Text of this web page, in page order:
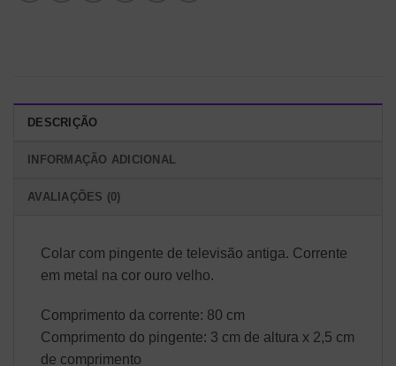
DESCRIÇÃO
INFORMAÇÃO ADICIONAL
AVALIAÇÕES (0)
Colar com pingente de televisão antiga. Corrente
em metal na cor ouro velho.
Comprimento da corrente: 80 cm
Comprimento do pingente: 3 cm de altura x 2,5 cm
de comprimento